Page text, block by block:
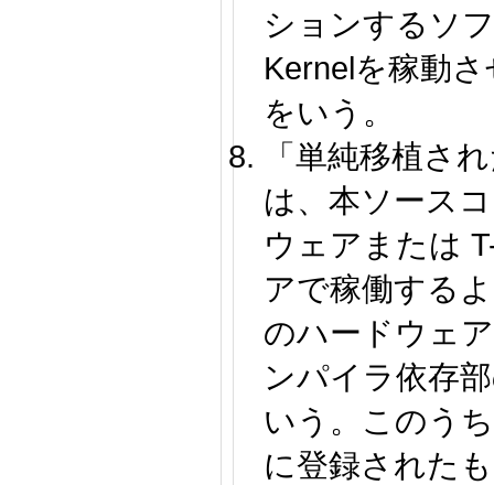
ションするソ
Kernelを稼動
をいう。
「単純移植さ
は、本ソース
ウェアまたは
アで稼働する
のハードウェ
ンパイラ依存
いう。このう
に登録された